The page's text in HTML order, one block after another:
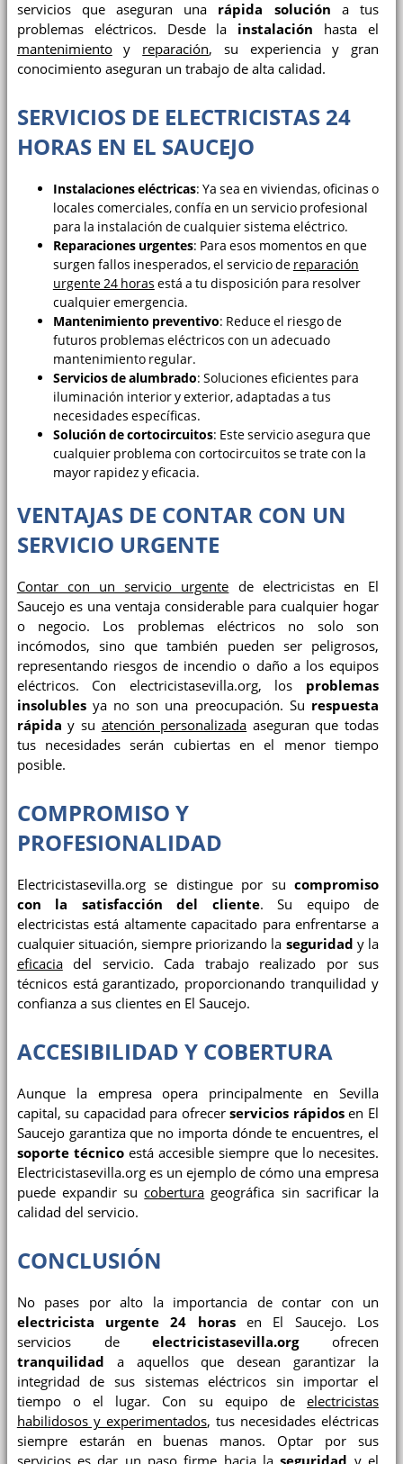
servicios que aseguran una rápida solución a tus
problemas eléctricos. Desde la instalación hasta el
mantenimientoy reparación, su experiencia y gran
conocimiento aseguran un trabajo de alta calidad.
SERVICIOS DE ELECTRICISTAS 24
HORAS EN EL SAUCEJO
Instalaciones eléctricas: Ya sea en viviendas, oficinas o
locales comerciales, confía en un servicio profesional
para la instalación de cualquier sistema eléctrico.
Reparaciones urgentes: Para esos momentos en que
surgen fallos inesperados, el servicio de reparación
urgente 24 horas está a tu disposición para resolver
cualquier emergencia.
Mantenimiento preventivo: Reduce el riesgo de
futuros problemas eléctricos con un adecuado
mantenimiento regular.
Servicios de alumbrado: Soluciones eficientes para
iluminación interior y exterior, adaptadas a tus
necesidades específicas.
Solución de cortocircuitos: Este servicio asegura que
cualquier problema con cortocircuitos se trate con la
mayor rapidez y eficacia.
VENTAJAS DE CONTAR CON UN
SERVICIO URGENTE
Contar con un servicio urgente de electricistas en El
Saucejo es una ventaja considerable para cualquier hogar
o negocio. Los problemas eléctricos no solo son
incómodos, sino que también pueden ser peligrosos,
representando riesgos de incendio o daño a los equipos
eléctricos. Con electricistasevilla.org, los problemas
insolublesya no son una preocupación. Su respuesta
rápida y su atención personalizada aseguran que todas
tus necesidades serán cubiertas en el menor tiempo
posible.
COMPROMISO Y
PROFESIONALIDAD
Electricistasevilla.org se distingue por su compromiso
con la satisfacción del cliente. Su equipo de
electricistas está altamente capacitado para enfrentarse a
cualquier situación, siempre priorizando la seguridad y la
eficaciadel servicio. Cada trabajo realizado por sus
técnicos está garantizado, proporcionando tranquilidad y
confianza a sus clientes en El Saucejo.
ACCESIBILIDAD Y COBERTURA
Aunque la empresa opera principalmente en Sevilla
capital, su capacidad para ofrecerservicios rápidosen El
Saucejo garantiza que no importa dónde te encuentres, el
soporte técnicoestá accesible siempre que lo necesites.
Electricistasevilla.org es un ejemplo de cómo una empresa
puede expandir su cobertura geográfica sin sacrificar la
calidad del servicio.
CONCLUSIÓN
No pases por alto la importancia de contar con un
electricista urgente 24 horasen El Saucejo. Los
servicios deelectricistasevilla.orgofrecen
tranquilidad a aquellos que desean garantizar la
integridad de sus sistemas eléctricos sin importar el
tiempo o el lugar. Con su equipo de electricistas
habilidosos y experimentados, tus necesidades eléctricas
siempre estarán en buenas manos. Optar por sus
servicios es dar un paso firme hacia laseguridad y el